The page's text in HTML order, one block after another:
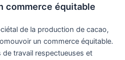
commerce équitable
de la production de cacao,
un commerce équitable.
travail respectueuses et